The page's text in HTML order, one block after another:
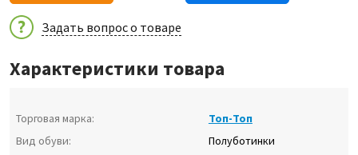
Задать вопрос о товаре
Характеристики товара
Торговая марка:
Топ-Топ
Вид обуви:
Полуботинки